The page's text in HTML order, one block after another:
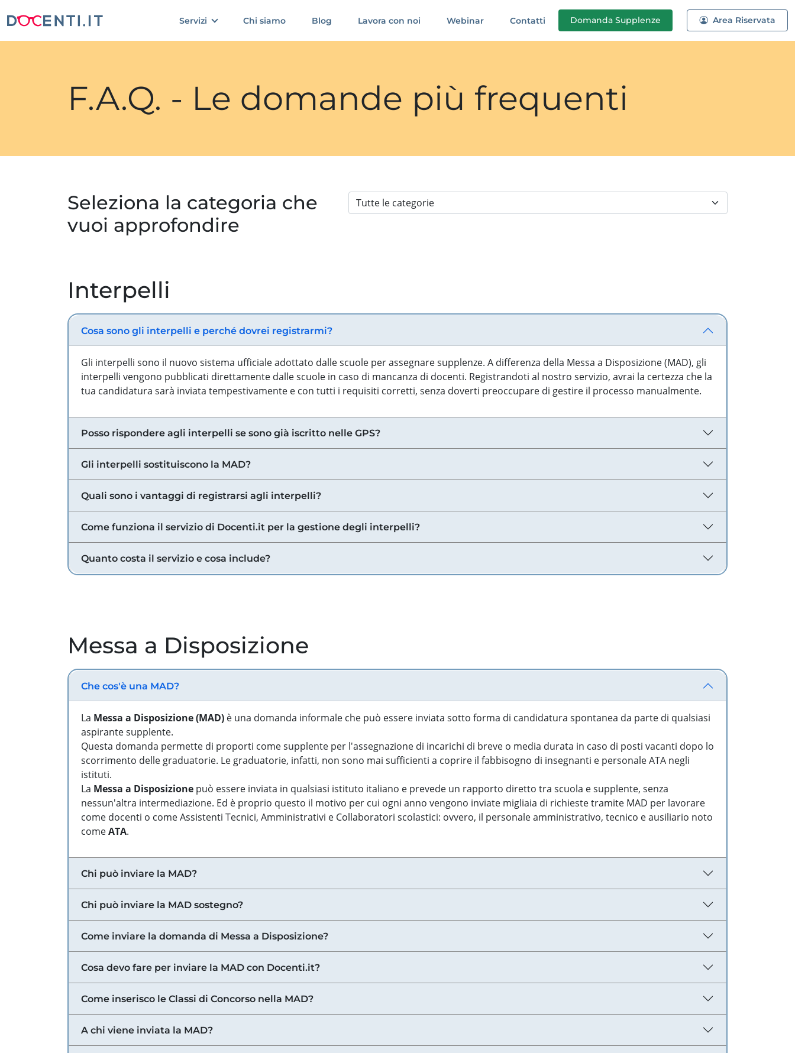
Servizi Chi siamo Blog Lavora con noi Webinar Contatti Domanda Supplenze Area Riservata
F.A.Q. - Le domande più frequenti
Seleziona la categoria che
vuoi approfondire
Interpelli
Cosa sono gli interpelli e perché dovrei registrarmi?
Gli interpelli sono il nuovo sistema ufficiale adottato dalle scuole per assegnare supplenze. A differenza della Messa a Disposizione (MAD), gli
interpelli vengono pubblicati direttamente dalle scuole in caso di mancanza di docenti. Registrandoti al nostro servizio, avrai la certezza che la
tua candidatura sarà inviata tempestivamente e con tutti i requisiti corretti, senza doverti preoccupare di gestire il processo manualmente.
Posso rispondere agli interpelli se sono già iscritto nelle GPS?
Gli interpelli sostituiscono la MAD?
Quali sono i vantaggi di registrarsi agli interpelli?
Come funziona il servizio di Docenti.it per la gestione degli interpelli?
Quanto costa il servizio e cosa include?
Messa a Disposizione
Che cos'è una MAD?
La Messa a Disposizione (MAD) è una domanda informale che può essere inviata sotto forma di candidatura spontanea da parte di qualsiasi
aspirante supplente.
Questa domanda permette di proporti come supplente per l'assegnazione di incarichi di breve o media durata in caso di posti vacanti dopo lo
scorrimento delle graduatorie. Le graduatorie, infatti, non sono mai sufficienti a coprire il fabbisogno di insegnanti e personale ATA negli
istituti.
La Messa a Disposizione può essere inviata in qualsiasi istituto italiano e prevede un rapporto diretto tra scuola e supplente, senza
nessun'altra intermediazione. Ed è proprio questo il motivo per cui ogni anno vengono inviate migliaia di richieste tramite MAD per lavorare
come docenti o come Assistenti Tecnici, Amministrativi e Collaboratori scolastici: ovvero, il personale amministrativo, tecnico e ausiliario noto
comeATA.
Chi può inviare la MAD?
Chi può inviare la MAD sostegno?
Come inviare la domanda di Messa a Disposizione?
Cosa devo fare per inviare la MAD con Docenti.it?
Come inserisco le Classi di Concorso nella MAD?
A chi viene inviata la MAD?